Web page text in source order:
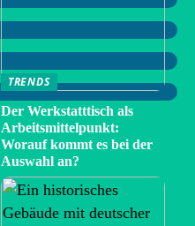
TRENDS
Der Werkstatttisch als
Arbeitsmittelpunkt:
Worauf kommt es bei der
Auswahl an?